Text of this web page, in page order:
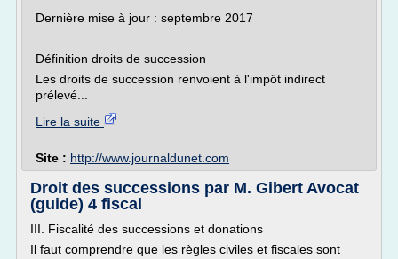
Dernière mise à jour : septembre 2017
Définition droits de succession
Les droits de succession renvoient à l'impôt indirect
prélevé...
Lire la suite
Site : http://www.journaldunet.com
Droit des successions par M. Gibert Avocat
(guide) 4 fiscal
III. Fiscalité des successions et donations
Il faut comprendre que les règles civiles et fiscales sont